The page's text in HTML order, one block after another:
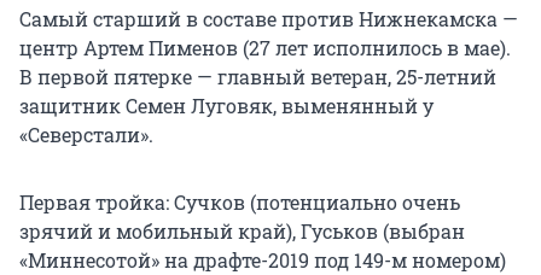
Самый старший в составе против Нижнекамска —
центр Артем Пименов (27 лет исполнилось в мае).
В первой пятерке — главный ветеран, 25-летний
защитник Семен Луговяк, выменянный у
«Северстали».
Первая тройка: Сучков (потенциально очень
зрячий и мобильный край), Гуськов (выбран
«Миннесотой» на драфте-2019 под 149-м номером)